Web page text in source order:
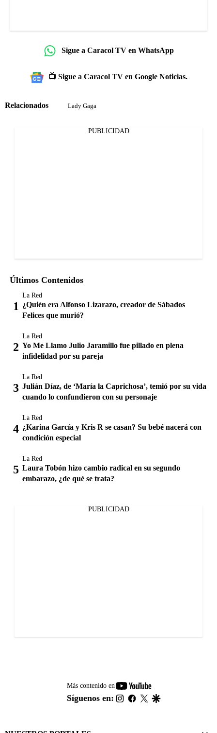
Sigue a Caracol TV en WhatsApp
📺 Sigue a Caracol TV en Google Noticias.
Relacionados Lady Gaga
PUBLICIDAD
Últimos Contenidos
La Red
¿Quién era Alfonso Lizarazo, creador de Sábados
Felices que murió?
La Red
Yo Me Llamo Julio Jaramillo fue pillado en plena
infidelidad por su pareja
La Red
Julián Díaz, de ‘María la Caprichosa’, temió por su vida
cuando lo confundieron con su personaje
La Red
¿Karina García y Kris R se casan? Su bebé nacerá con
condición especial
La Red
Laura Tobón hizo cambio radical en su segundo
embarazo, ¿de qué se trata?
PUBLICIDAD
Más contenido en
youtube-
footer
Síguenos en: instagram
facebook
twitter